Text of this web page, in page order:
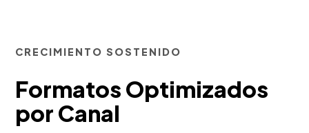
CRECIMIENTO SOSTENIDO
Formatos Optimizados
por Canal